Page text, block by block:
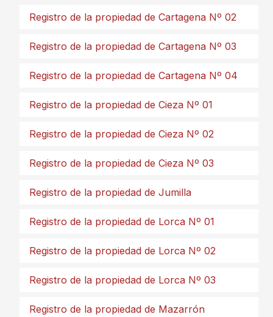
Registro de la propiedad de Cartagena Nº 02
Registro de la propiedad de Cartagena Nº 03
Registro de la propiedad de Cartagena Nº 04
Registro de la propiedad de Cieza Nº 01
Registro de la propiedad de Cieza Nº 02
Registro de la propiedad de Cieza Nº 03
Registro de la propiedad de Jumilla
Registro de la propiedad de Lorca Nº 01
Registro de la propiedad de Lorca Nº 02
Registro de la propiedad de Lorca Nº 03
Registro de la propiedad de Mazarrón